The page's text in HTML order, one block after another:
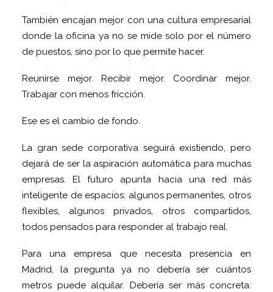
También encajan mejor con una cultura empresarial
donde la oficina ya no se mide solo por el número
de puestos, sino por lo que permite hacer.
Reunirse mejor. Recibir mejor. Coordinar mejor.
Trabajar con menos fricción.
Ese es el cambio de fondo.
La gran sede corporativa seguirá existiendo, pero
dejará de ser la aspiración automática para muchas
empresas. El futuro apunta hacia una red más
inteligente de espacios: algunos permanentes, otros
flexibles, algunos privados, otros compartidos,
todos pensados para responder al trabajo real.
Para una empresa que necesita presencia en
Madrid, la pregunta ya no debería ser cuántos
metros puede alquilar. Debería ser más concreta: